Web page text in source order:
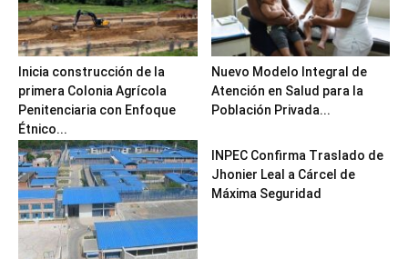
Inicia construcción de la
primera Colonia Agrícola
Penitenciaria con Enfoque
Étnico...
Nuevo Modelo Integral de
Atención en Salud para la
Población Privada...
INPEC Confirma Traslado de
Jhonier Leal a Cárcel de
Máxima Seguridad